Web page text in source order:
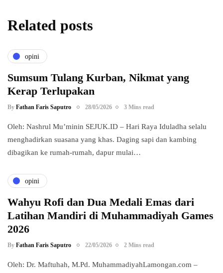
Related posts
opini
Sumsum Tulang Kurban, Nikmat yang
Kerap Terlupakan
By Fathan Faris Saputro 28/05/2026 3 Mins read
Oleh: Nashrul Mu’minin SEJUK.ID – Hari Raya Iduladha selalu
menghadirkan suasana yang khas. Daging sapi dan kambing
dibagikan ke rumah-rumah, dapur mulai…
opini
Wahyu Rofi dan Dua Medali Emas dari
Latihan Mandiri di Muhammadiyah Games
2026
By Fathan Faris Saputro 22/05/2026 2 Mins read
Oleh: Dr. Maftuhah, M.Pd. MuhammadiyahLamongan.com –